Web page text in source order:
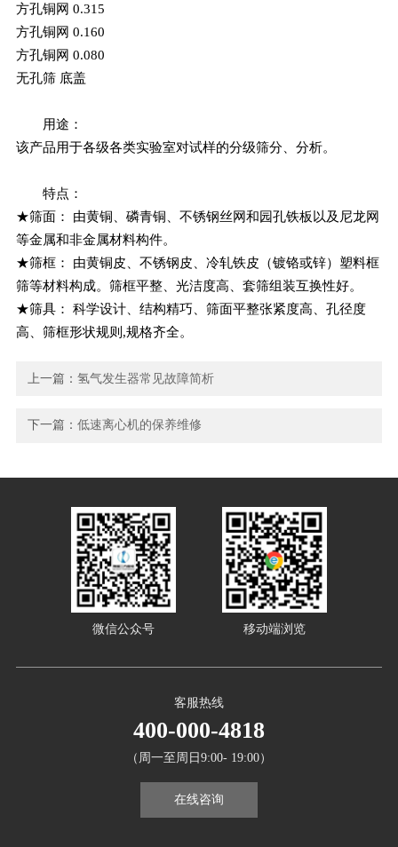
方孔铜网 0.315
方孔铜网 0.160
方孔铜网 0.080
无孔筛 底盖
用途：
该产品用于各级各类实验室对试样的分级筛分、分析。
特点：
★筛面： 由黄铜、磷青铜、不锈钢丝网和园孔铁板以及尼龙网
等金属和非金属材料构件。
★筛框： 由黄铜皮、不锈钢皮、冷轧铁皮（镀铬或锌）塑料框
筛等材料构成。筛框平整、光洁度高、套筛组装互换性好。
★筛具： 科学设计、结构精巧、筛面平整张紧度高、孔径度
高、筛框形状规则,规格齐全。
上一篇：氢气发生器常见故障简析
下一篇：低速离心机的保养维修
客服热线
400-000-4818
（周一至周日9:00- 19:00）
在线咨询
微信公众号 移动端浏览